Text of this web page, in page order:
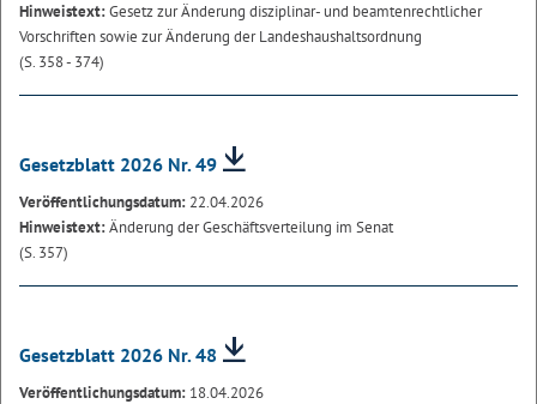
Hinweistext:Gesetz zur Änderung disziplinar- und beamtenrechtlicher
Vorschriften sowie zur Änderung der Landeshaushaltsordnung
(S. 358 - 374)
Gesetzblatt 2026 Nr. 49
Veröffentlichungsdatum: 22.04.2026
Hinweistext:Änderung der Geschäftsverteilung im Senat
(S. 357)
Gesetzblatt 2026 Nr. 48
Veröffentlichungsdatum: 18.04.2026